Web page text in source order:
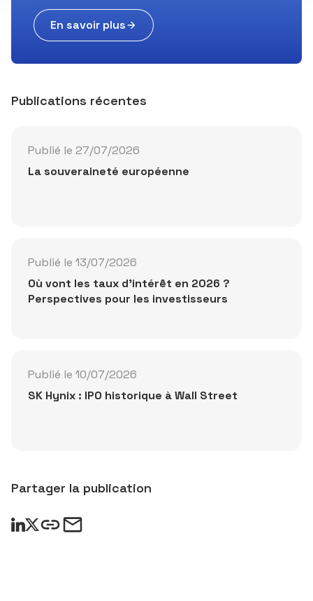
En savoir plus
Publications récentes
Publié le 27/07/2026
La souveraineté européenne
Publié le 13/07/2026
Où vont les taux d'intérêt en 2026 ?
Perspectives pour les investisseurs
Publié le 10/07/2026
SK Hynix : IPO historique à Wall Street
Partager la publication